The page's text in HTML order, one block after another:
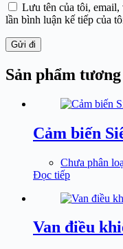
Lưu tên của tôi,
lần bình luận kế tiếp của
Gửi đi
Sản phẩm
Cảm biến
Chưa phân
Đọc tiếp
Van điều